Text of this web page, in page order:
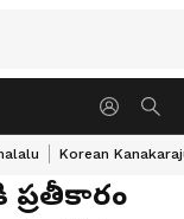
Korean